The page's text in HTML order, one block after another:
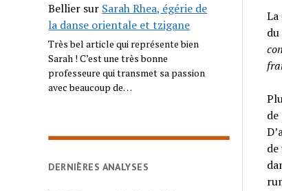
Bellier sur Sarah Rhea, égérie de
la danse orientale et tzigane
Très bel article qui représente bien
Sarah ! C’est une très bonne
professeure qui transmet sa passion
avec beaucoup de…
DERNIÈRES ANALYSES
La